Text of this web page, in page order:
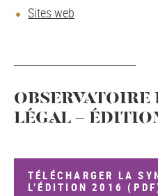
Sites web
OBSERVATOIRE
LÉGAL -
TÉLÉCHARGER LA
L’ÉDITION 2016